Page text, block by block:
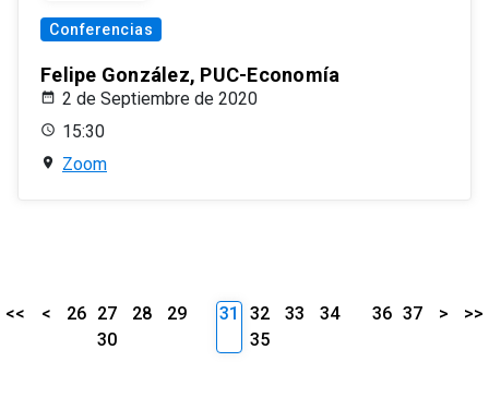
Conferencias
Felipe González, PUC-Economía
2 de Septiembre de 2020
15:30
Zoom
<< < 26 27 28
29
30
31 32 33
34
35
36 37 > >>